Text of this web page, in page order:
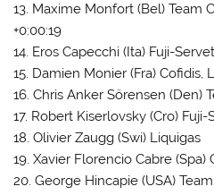
13. Maxime Monfort (Bel) Team
+0:00:19
14. Eros Capecchi (Ita) Fuji-
15. Damien Monier (Fra) Cofidis,
16. Chris Anker Sörensen (Den)
17. Robert Kiserlovsky (Cro)
18. Olivier Zaugg (Swi) Liquigas
19. Xavier Florencio Cabre (Spa)
20. George Hincapie (USA)